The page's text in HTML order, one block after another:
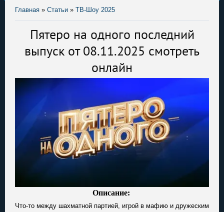
Главная » Статьи » ТВ-Шоу 2025
Пятеро на одного последний
выпуск от 08.11.2025 смотреть
онлайн
Описание:
Что-то между шахматной партией, игрой в мафию и дружеским